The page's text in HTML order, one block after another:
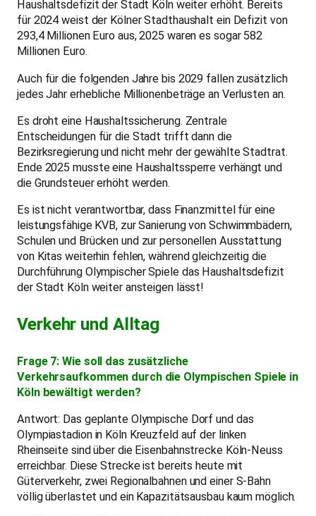
Haushaltsdefizit der Stadt Köln weiter erhöht. Bereits
für 2024 weist der Kölner Stadthaushalt ein Defizit von
293,4 Millionen Euro aus, 2025 waren es sogar 582
Millionen Euro.
Auch für die folgenden Jahre bis 2029 fallen zusätzlich
jedes Jahr erhebliche Millionenbeträge an Verlusten an.
Es droht eine Haushaltssicherung. Zentrale
Entscheidungen für die Stadt trifft dann die
Bezirksregierung und nicht mehr der gewählte Stadtrat.
Ende 2025 musste eine Haushaltssperre verhängt und
die Grundsteuer erhöht werden.
Es ist nicht verantwortbar, dass Finanzmittel für eine
leistungsfähige KVB, zur Sanierung von Schwimmbädern,
Schulen und Brücken und zur personellen Ausstattung
von Kitas weiterhin fehlen, während gleichzeitig die
Durchführung Olympischer Spiele das Haushaltsdefizit
der Stadt Köln weiter ansteigen lässt!
Verkehr und Alltag
Frage 7: Wie soll das zusätzliche
Verkehrsaufkommen durch die Olympischen Spiele in
Köln bewältigt werden?
Antwort: Das geplante Olympische Dorf und das
Olympiastadion in Köln Kreuzfeld auf der linken
Rheinseite sind über die Eisenbahnstrecke Köln-Neuss
erreichbar. Diese Strecke ist bereits heute mit
Güterverkehr, zwei Regionalbahnen und einer S-Bahn
völlig überlastet und ein Kapazitätsausbau kaum möglich.